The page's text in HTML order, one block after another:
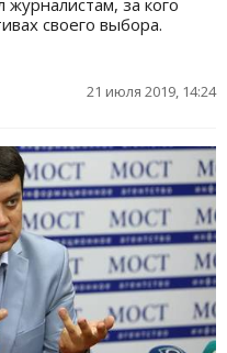
своего выбора.
21 июля 2019, 14:24